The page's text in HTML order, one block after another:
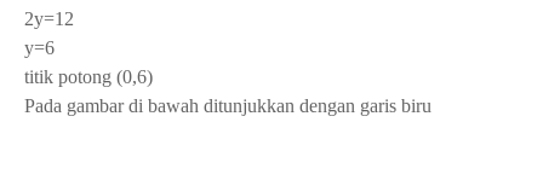
2y=12
y=6
titik potong (0,6)
Pada gambar di bawah ditunjukkan dengan garis biru